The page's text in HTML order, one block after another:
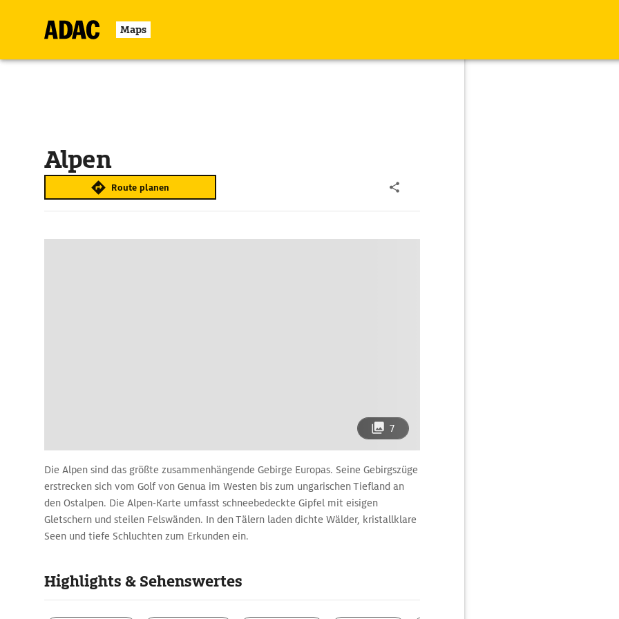
Maps
Alpen
Route planen
7
Die Alpen sind das größte zusammenhängende Gebirge Europas. Seine Gebirgszüge
erstrecken sich vom Golf von Genua im Westen bis zum ungarischen Tiefland an
den Ostalpen. Die Alpen-Karte umfasst schneebedeckte Gipfel mit eisigen
Gletschern und steilen Felswänden. In den Tälern laden dichte Wälder, kristallklare
Seen und tiefe Schluchten zum Erkunden ein.
Die Alpen-Karte ist voller Gegensätze: Menschenleere Hochtäler stehen belebten
Städten wie Salzburg in Österreich oder Bozen in Südtirol gegenüber. Einsame
Bergseen wechseln sich mit den schicken Promenaden vomLac d‘Annecyin
Highlights & Sehenswertes